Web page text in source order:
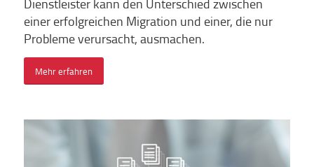
einer erfolgreichen Migration und einer, die nur
Probleme verursacht, ausmachen.
Mehr erfahren